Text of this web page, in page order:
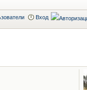
Вход